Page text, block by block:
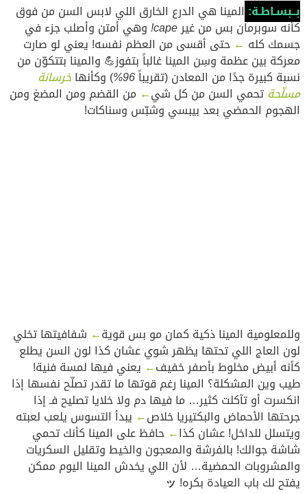
بــبسـاطـة: المينا هي الدرع الخارق اللي لابس السن من فوق
كأنه سوبرمان بس من غيرcape! وهي أمتن وأصلب جزء في
جسمك كله ← حتى أقسى من العظم نفسه! يعني لو صارت
معركة بين عظمة وسِن المينا غالباً بتفوز💪 والمينا بتتكوّن من
نسبة كبيرة جدًا من المعادن (تقريباً96% ) وكأنهاخرسانة
مسلّحةتحمي السن من كل شي← من القضم ومن المضغ ومن
الهجوم الحمضي بعد بيبسي وشبّس وسناكات!
وللمعلومية المينا ذكية كمان مو بس قوية← شفافيتها تخلي
لون العاج اللي تحتها يظهر شوي عشان كذا لون السن يطلع
كأنه أبيض مخلوط بأصفر خفيف← يعني فيها لمسة فنية!
طيب وين المشكلة؟ المينا رغم قوتها ما تقدر تصلّح نفسها إذا
انكسرت أو تآكلت كثير… ما فيها دم ولا خلايا تصليح فـ إذا
جرحتها الأحماض والبكتيريا خلاص← يبدأ التسوس يلعب لعبته
ويتسلل للداخل! عشان كذا← حافظ على المينا كأنك تحمي
شاشة جوالك! بالفرشة والمعجون والخيط وتقليل السكريات
والمشروبات الحمضية… لأن اللي يخدش المينا اليوم ممكن
يفتح لك باب العيادة بكره! ッ